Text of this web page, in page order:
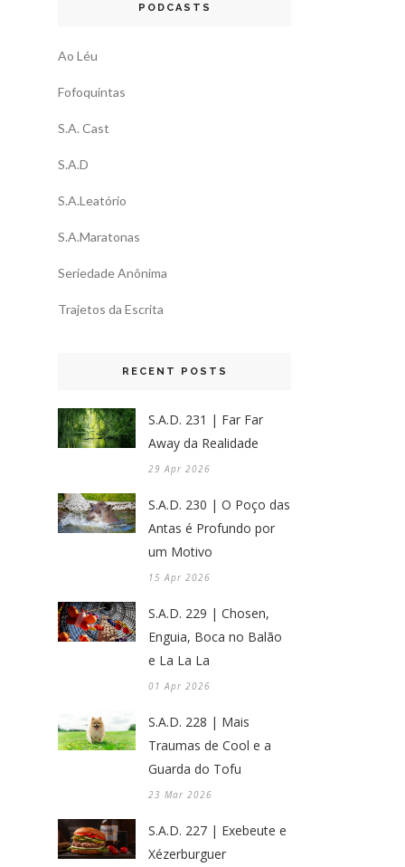
PODCASTS
Ao Léu
Fofoquintas
S.A. Cast
S.A.D
S.A.Leatório
S.A.Maratonas
Seriedade Anônima
Trajetos da Escrita
RECENT POSTS
S.A.D. 231 | Far Far
Away da Realidade
29 Apr 2026
S.A.D. 230 | O Poço das
Antas é Profundo por
um Motivo
15 Apr 2026
S.A.D. 229 | Chosen,
Enguia, Boca no Balão
e La La La
01 Apr 2026
S.A.D. 228 | Mais
Traumas de Cool e a
Guarda do Tofu
23 Mar 2026
S.A.D. 227 | Exebeute e
Xézerburguer